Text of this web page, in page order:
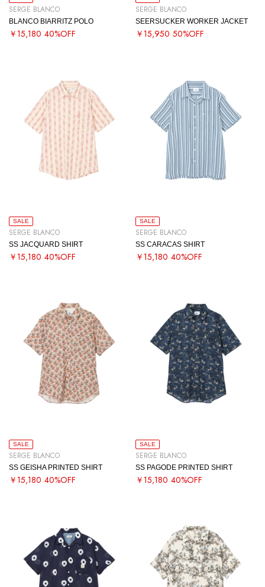
SERGE BLANCO
BLANCO BIARRITZ POLO
￥15,180 40%OFF
SERGE BLANCO
SEERSUCKER WORKER JACKET
￥15,950 50%OFF
SALE
SERGE BLANCO
SS JACQUARD SHIRT
￥15,180 40%OFF
SALE
SERGE BLANCO
SS CARACAS SHIRT
￥15,180 40%OFF
SALE
SERGE BLANCO
SS GEISHA PRINTED SHIRT
￥15,180 40%OFF
SALE
SERGE BLANCO
SS PAGODE PRINTED SHIRT
￥15,180 40%OFF